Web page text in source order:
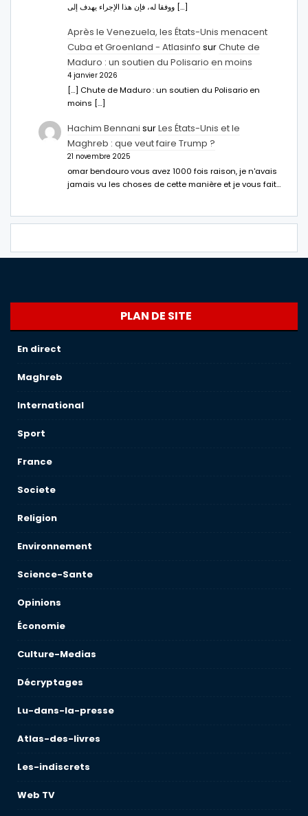
ووفقا له، فإن هذا الإجراء يهدف إلى […]
Après le Venezuela, les États-Unis menacent
Cuba et Groenland - Atlasinfo surChute de
Maduro : un soutien du Polisario en moins
4 janvier 2026
[…] Chute de Maduro : un soutien du Polisario en
moins […]
Hachim Bennani surLes États-Unis et le
Maghreb : que veut faire Trump ?
21 novembre 2025
omar bendouro vous avez 1000 fois raison, je n'avais
jamais vu les choses de cette manière et je vous fait…
PLAN DE SITE
En direct
Maghreb
International
Sport
France
Societe
Religion
Environnement
Science-Sante
Opinions
Économie
Culture-Medias
Décryptages
Lu-dans-la-presse
Atlas-des-livres
Les-indiscrets
Web TV